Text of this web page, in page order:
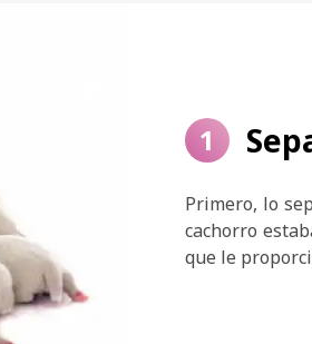
1
Primero, lo
cachorro
que le